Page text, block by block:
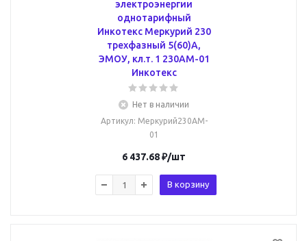
электроэнергии
однотарифный
Инкотекс Меркурий 230
трехфазный 5(60)А,
ЭМОУ, кл.т. 1 230AM-01
Инкотекс
Нет в наличии
Артикул: Меркурий230AM-
01
6 437.68₽/шт
В корзину